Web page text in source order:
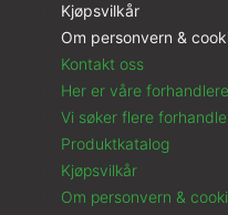
Kjøpsvilkår
Om personvern &
Kontakt oss
Her er våre forhandlere
Vi søker flere
Produktkatalog
Kjøpsvilkår
Om personvern &